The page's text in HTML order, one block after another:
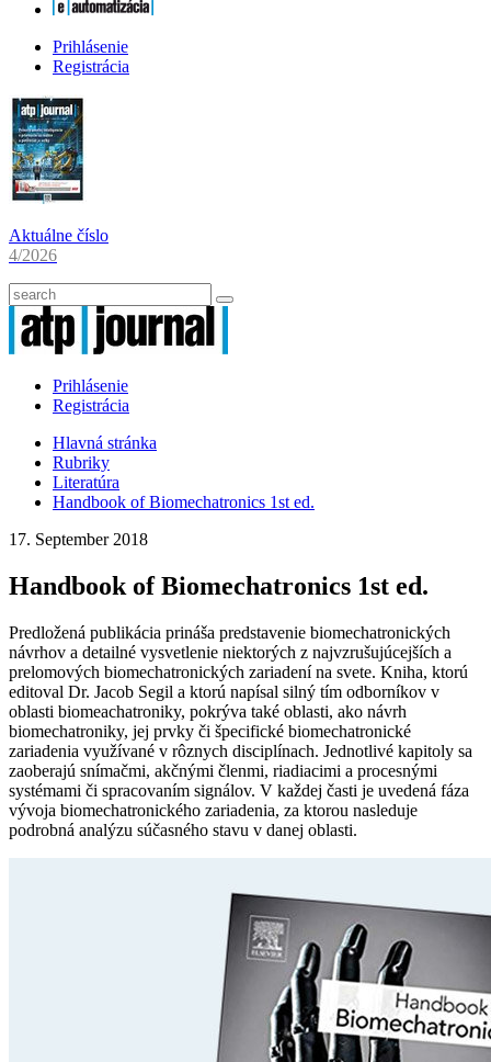
Prihlásenie
Registrácia
Aktuálne číslo
4/2026
Prihlásenie
Registrácia
Hlavná stránka
Rubriky
Literatúra
Handbook of Biomechatronics 1st ed.
17. September 2018
Handbook of Biomechatronics 1st ed.
Predložená publikácia prináša predstavenie biomechatronických
návrhov a detailné vysvetlenie niektorých z najvzrušujúcejších a
prelomových biomechatronických zariadení na svete. Kniha, ktorú
editoval Dr. Jacob Segil a ktorú napísal silný tím odborníkov v
oblasti biomeachatroniky, pokrýva také oblasti, ako návrh
biomechatroniky, jej prvky či špecifické biomechatronické
zariadenia využívané v rôznych disciplínach. Jednotlivé kapitoly sa
zaoberajú snímačmi, akčnými členmi, riadiacimi a procesnými
systémami či spracovaním signálov. V každej časti je uvedená fáza
vývoja biomechatronického zariadenia, za ktorou nasleduje
podrobná analýzu súčasného stavu v danej oblasti.